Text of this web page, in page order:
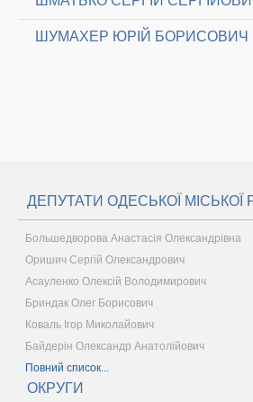
ШУМАХЕР ЮРІЙ БОРИСОВИЧ
ДЕПУТАТИ ОДЕСЬКОЇ МІСЬКОЇ
Большедворова Анастасія Олександрівна
Оришич Сергій Олександрович
Асауленко Олексій Володимирович
Бриндак Олег Борисович
Коваль Ігор Миколайович
Байдерін Олександр Анатолійович
Повний список...
ОКРУГИ